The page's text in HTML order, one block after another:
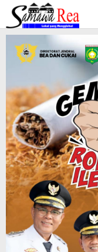
Lewati
konten